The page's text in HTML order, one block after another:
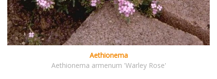
Aethionema
Aethionema armenum 'Warley Rose'